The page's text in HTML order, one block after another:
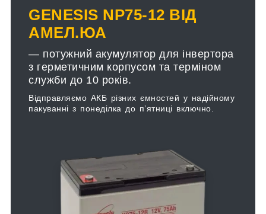
GENESIS NP75-12 ВІД
АМЕЛ.ЮА
— потужний акумулятор для інвертора
з герметичним корпусом та терміном
служби до 10 років.
Відправляємо АКБ різних ємностей у надійному
пакуванні з понеділка до п’ятниці включно.